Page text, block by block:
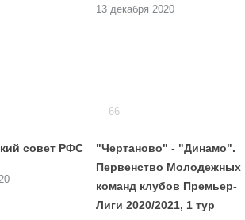
13 декабря 2020
совет РФС
66
"Чертаново" - "Динамо".
Первенство Молодежных
команд клубов Премьер-
Лиги 2020/2021, 1 тур